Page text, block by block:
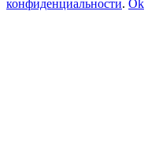
конфиденциальности. Ok